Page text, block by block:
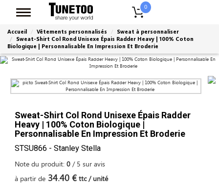
0
Accueil Vêtements personnalisés
Sweat à personnaliser
Sweat-Shirt Col Rond Unisexe Épais Radder Heavy | 100% Coton
Biologique | Personnalisable En Impression Et Broderie
Sweat-Shirt Col Rond Unisexe Épais Radder
Heavy | 100% Coton Biologique |
Personnalisable En Impression Et Broderie
STSU866 - Stanley Stella
Note du produit: 0 / 5 sur avis
à partir de 34.40 € ttc / unité